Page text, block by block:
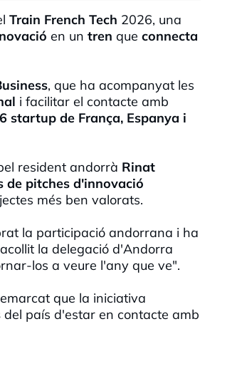
Train French Tech 2026, una
en un tren que connecta
, que ha acompanyat les
i facilitar el contacte amb
startup de França, Espanya i
resident andorrà Rinat
de pitches d'innovació
més ben valorats.
la participació andorrana i ha
la delegació d'Andorra
los a veure l'any que ve".
que la iniciativa
del país d'estar en contacte amb